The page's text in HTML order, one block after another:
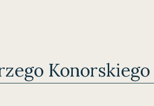
Konorskiego